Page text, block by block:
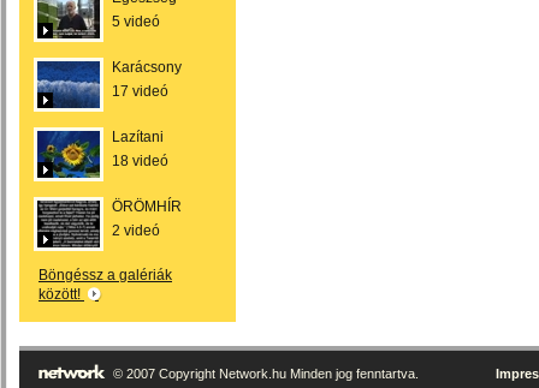
5 videó
Karácsony
17 videó
Lazítani
18 videó
ÖRÖMHÍR
2 videó
Böngéssz a galériák
között!
© 2007 Copyright Network.hu Minden jog fenntartva.